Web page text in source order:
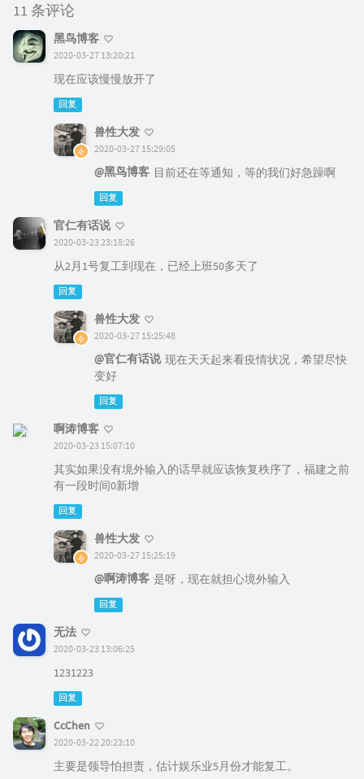
11 条评论
黑鸟博客
2020-03-27 13:20:21
现在应该慢慢放开了
回复
兽性大发
2020-03-27 15:29:05
@黑鸟博客 目前还在等通知，等的我们好急躁啊
回复
官仁有话说
2020-03-23 23:18:26
从2月1号复工到现在，已经上班50多天了
回复
兽性大发
2020-03-27 15:25:48
@官仁有话说 现在天天起来看疫情状况，希望尽快
变好
回复
啊涛博客
2020-03-23 15:07:10
其实如果没有境外输入的话早就应该恢复秩序了，福建之前
有一段时间0新增
回复
兽性大发
2020-03-27 15:25:19
@啊涛博客 是呀，现在就担心境外输入
回复
无法
2020-03-23 13:06:25
1231223
回复
CcChen
2020-03-22 20:23:10
主要是领导怕担责，估计娱乐业5月份才能复工。